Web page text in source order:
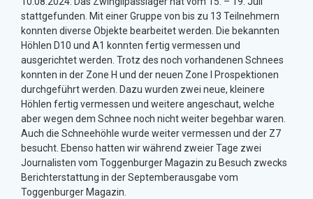
stattgefunden. Mit einer Gruppe von bis zu 13 Teilnehmern
konnten diverse Objekte bearbeitet werden. Die bekannten
Höhlen D10 und A1 konnten fertig vermessen und
ausgerichtet werden. Trotz des noch vorhandenen Schnees
konnten in der Zone H und der neuen Zone I Prospektionen
durchgeführt werden. Dazu wurden zwei neue, kleinere
Höhlen fertig vermessen und weitere angeschaut, welche
aber wegen dem Schnee noch nicht weiter begehbar waren.
Auch die Schneehöhle wurde weiter vermessen und der Z7
besucht. Ebenso hatten wir während zweier Tage zwei
Journalisten vom Toggenburger Magazin zu Besuch zwecks
Berichterstattung in der Septemberausgabe vom
Toggenburger Magazin.